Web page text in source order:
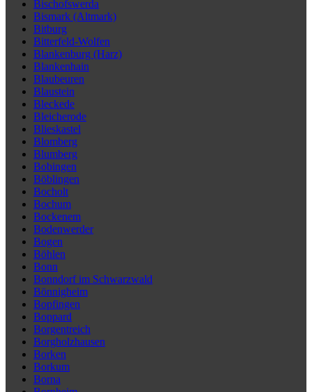
Bischofswerda
Bismark (Altmark)
Bitburg
Bitterfeld-Wolfen
Blankenburg (Harz)
Blankenhain
Blaubeuren
Blaustein
Bleckede
Bleicherode
Blieskastel
Blomberg
Blumberg
Bobingen
Böblingen
Bocholt
Bochum
Bockenem
Bodenwerder
Bogen
Böhlen
Bonn
Bonndorf im Schwarzwald
Bönnigheim
Bopfingen
Boppard
Borgentreich
Borgholzhausen
Borken
Borkum
Borna